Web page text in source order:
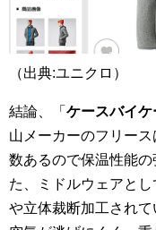
（出典:ユニクロ）
結論、「 ケースバイ
山メーカーのフリー
数あるので保温性能
た、ミドルウェアと
や立体裁断加工され